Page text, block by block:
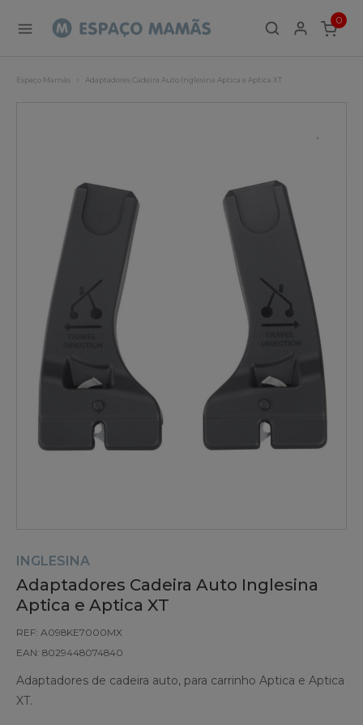
0
ITEMS
Espaço Mamãs Adaptadores Cadeira Auto Inglesina Aptica e Aptica XT
INGLESINA
Adaptadores Cadeira Auto Inglesina
Aptica e Aptica XT
REF: A098KE7000MX
EAN: 8029448074840
Adaptadores de cadeira auto, para carrinho Aptica e Aptica
XT.